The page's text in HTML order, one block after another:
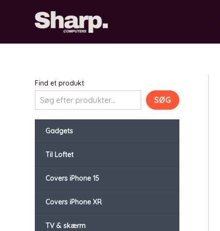
Find et produkt
SØG
Gadgets
Til Loftet
Covers iPhone 15
Covers iPhone XR
TV & skærm